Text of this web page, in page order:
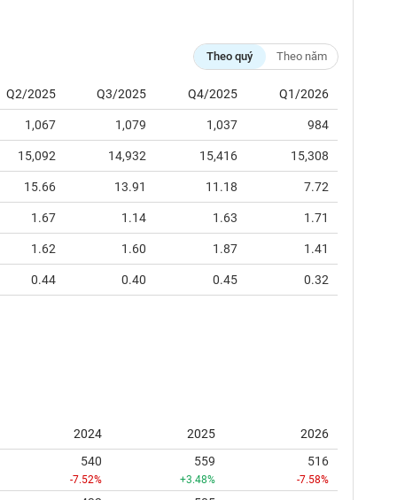
Theo quý Theo năm
Q2/2025 Q3/2025 Q4/2025 Q1/2026
1,067 1,079 1,037 984
15,092 14,932 15,416 15,308
15.66 13.91 11.18 7.72
1.67 1.14 1.63 1.71
1.62 1.60 1.87 1.41
0.44 0.40 0.45 0.32
2024 2025
2026
540
-7.52%
559
+3.48%
516
-7.58%